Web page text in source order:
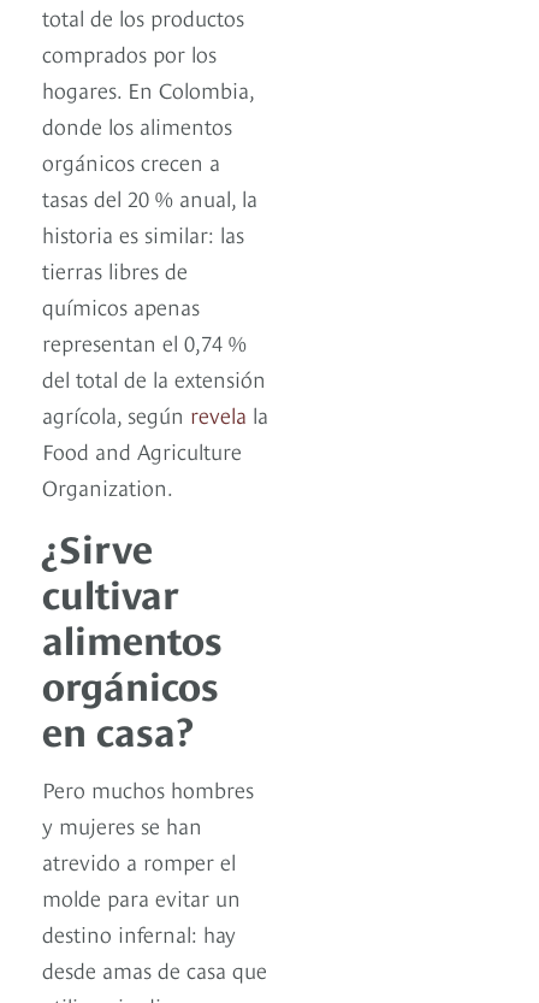
total de los productos
comprados por los
hogares. En Colombia,
donde los alimentos
orgánicos crecen a
tasas del 20 % anual, la
historia es similar: las
tierras libres de
químicos apenas
representan el 0,74 %
del total de la extensión
agrícola, según revela la
Food and Agriculture
Organization.
¿Sirve
cultivar
alimentos
orgánicos
en casa?
Pero muchos hombres
y mujeres se han
atrevido a romper el
molde para evitar un
destino infernal: hay
desde amas de casa que